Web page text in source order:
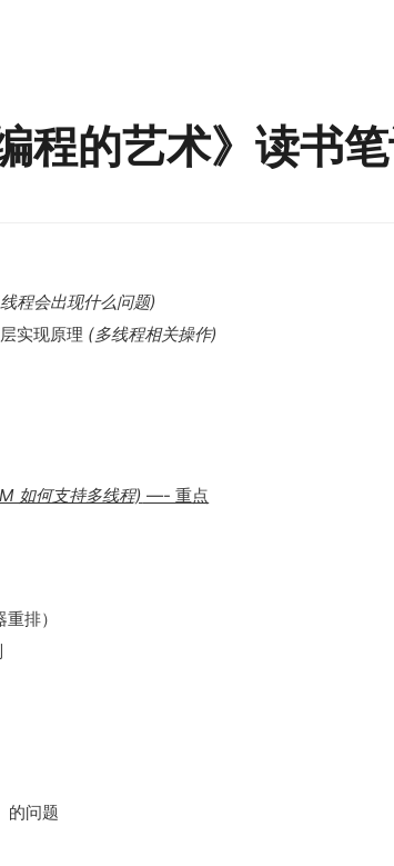
程的艺术》读书
程会出现什么问题)
实现原理 (多线程相关操作)
如何支持多线程) —- 重点
排）
的问题